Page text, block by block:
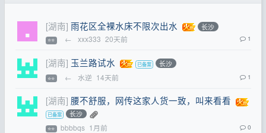
[湖南] 雨花区全裸水床不限次出水 长沙
⭐⭐ ← xxx333 20天前 1
[湖南] 玉兰路试水 长沙
⭐⭐ ← 水逆 14天前 1
[湖南] 腰不舒服，网传这家人货一致，叫来看看
长沙
⭐⭐ bbbbqs 1月前 0